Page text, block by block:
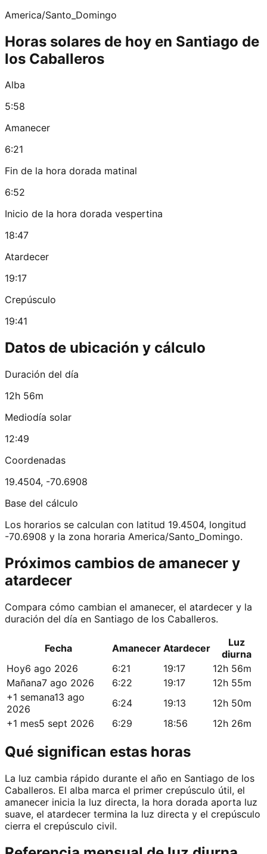
America/Santo_Domingo
Horas solares de hoy en Santiago de
los Caballeros
Alba
5:58
Amanecer
6:21
Fin de la hora dorada matinal
6:52
Inicio de la hora dorada vespertina
18:47
Atardecer
19:17
Crepúsculo
19:41
Datos de ubicación y cálculo
Duración del día
12h 56m
Mediodía solar
12:49
Coordenadas
19.4504, -70.6908
Base del cálculo
Los horarios se calculan con latitud 19.4504, longitud
-70.6908 y la zona horaria America/Santo_Domingo.
Próximos cambios de amanecer y
atardecer
Compara cómo cambian el amanecer, el atardecer y la
duración del día en Santiago de los Caballeros.
Fecha Amanecer Atardecer
Luz
diurna
Hoy6 ago 2026 6:21 19:17
12h 56m
Mañana7 ago 2026 6:22 19:17
12h 55m
+1 semana13 ago
2026
6:24 19:13
12h 50m
+1 mes5 sept 2026 6:29 18:56 12h 26m
Qué significan estas horas
La luz cambia rápido durante el año en Santiago de los
Caballeros. El alba marca el primer crepúsculo útil, el
amanecer inicia la luz directa, la hora dorada aporta luz
suave, el atardecer termina la luz directa y el crepúsculo
cierra el crepúsculo civil.